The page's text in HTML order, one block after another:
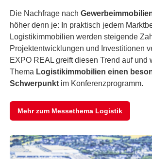
Die Nachfrage nach
höher denn je: In praktisch jedem
Logistikimmobilien werden steigende
Projektentwicklungen und Investitionen
EXPO REAL greift diesen Trend auf und
Thema Logistikimmobilien einen
Schwerpunkt im Konferenzprogramm.
Mehr zum Messethema Logistik